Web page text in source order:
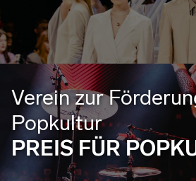
Verein zur
Popkultur
PREIS FÜR